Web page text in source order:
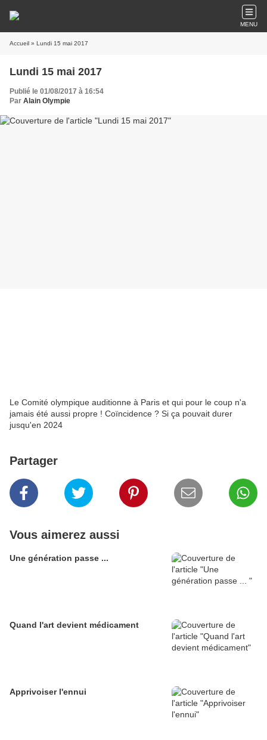
MENU
Accueil » Lundi 15 mai 2017
Lundi 15 mai 2017
Publié le 01/08/2017 à 16:54
Par Alain Olympie
Le Comité olympique auditionne à Paris et qui pour le coup n'a
jamais été aussi propre ! Coïncidence ? Si ça pouvait durer
jusqu'en 2024
Partager
Vous aimerez aussi
Une génération passe ...
Quand l'art devient médicament
Apprivoiser l'ennui